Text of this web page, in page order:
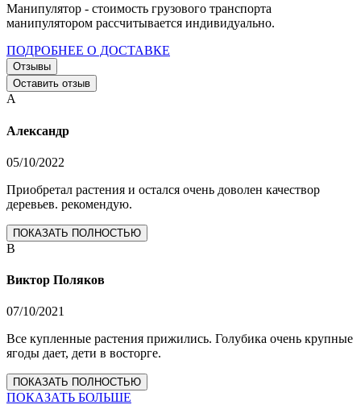
Манипулятор - стоимость грузового транспорта
манипулятором рассчитывается индивидуально.
ПОДРОБНЕЕ О ДОСТАВКЕ
Отзывы
Оставить отзыв
А
Александр
05/10/2022
Приобретал растения и остался очень доволен качествор
деревьев. рекомендую.
ПОКАЗАТЬ ПОЛНОСТЬЮ
В
Виктор Поляков
07/10/2021
Все купленные растения прижились. Голубика очень крупные
ягоды дает, дети в восторге.
ПОКАЗАТЬ ПОЛНОСТЬЮ
ПОКАЗАТЬ БОЛЬШЕ